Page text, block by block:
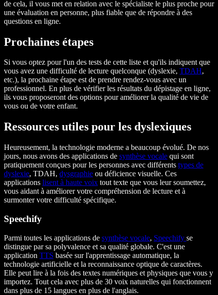
de cela, il vous met en relation avec le spécialiste le plus proche pour
une évaluation en personne, plus fiable que de répondre à des
questions en ligne.
Prochaines étapes
Si vous optez pour l'un des tests de cette liste et qu'ils indiquent que
vous avez une difficulté de lecture quelconque (dyslexie, TDAH,
etc.), la prochaine étape est de prendre rendez-vous avec un
professionnel. En plus de vérifier les résultats du dépistage en ligne,
ils vous proposeront des options pour améliorer la qualité de vie de
vous ou de votre enfant.
Ressources utiles pour les dyslexiques
Heureusement, la technologie moderne a beaucoup évolué. De nos
jours, nous avons des applications de synthèse vocale qui sont
pratiquement conçues pour les personnes avec différents types de
dyslexie, TDAH, dysgraphie ou déficience visuelle. Ces
applications lisent à haute voix tout texte que vous leur soumettez,
vous aidant à améliorer votre compréhension de lecture et à
surmonter votre difficulté spécifique.
Speechify
Parmi toutes les applications de synthèse vocale, Speechify se
distingue par sa polyvalence et sa qualité globale. C'est une
application TTS basée sur l'apprentissage automatique, la
technologie artificielle et la reconnaissance optique de caractères.
Elle peut lire à la fois des textes numériques et physiques que vous y
importez. Tout cela avec plus de 30 voix naturelles qui fonctionnent
dans plus de 15 langues en plus de l'anglais.